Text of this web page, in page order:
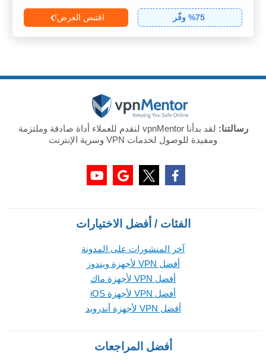
75% وفّر اقتنص العرض!
رسالتنا:
لقد بدأنا vpnMentor لنقدم للعملاء أداة صادقة وملتزمة
ومفيدة للوصول لخدمات VPN وسرية الإنترنت
الفئات / أفضل الاختيارات
آخر المنشورات على المدونة
أفضل VPN لأجهزة ويندوز
أفضل VPN لأجهزة ماك
أفضل VPN لأجهزة iOS
أفضل VPN لأجهزة أندرويد
أفضل المراجعات